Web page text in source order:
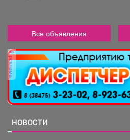
Все объявления
реклама
НОВОСТИ